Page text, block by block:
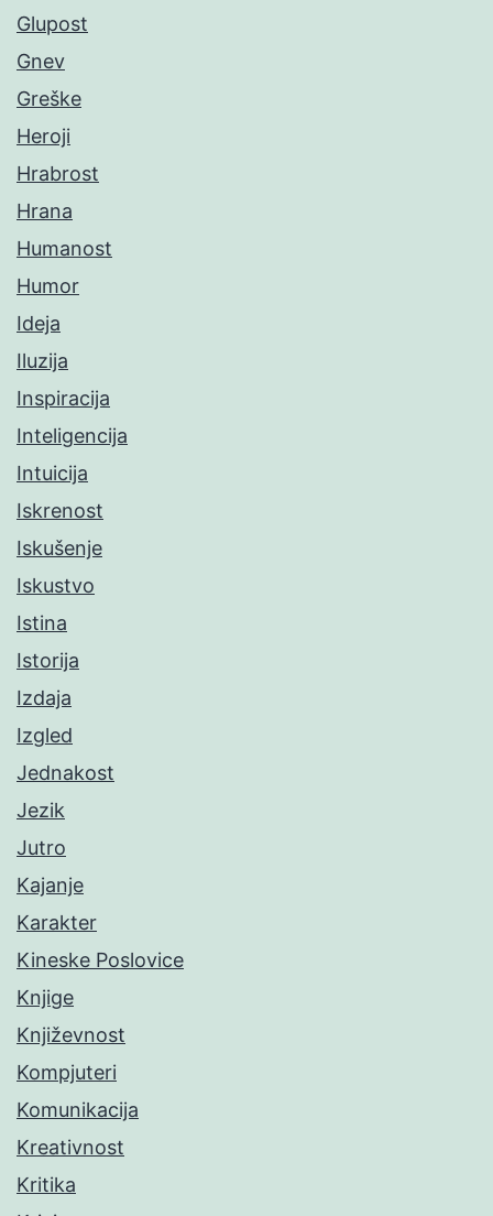
Glupost
Gnev
Greške
Heroji
Hrabrost
Hrana
Humanost
Humor
Ideja
Iluzija
Inspiracija
Inteligencija
Intuicija
Iskrenost
Iskušenje
Iskustvo
Istina
Istorija
Izdaja
Izgled
Jednakost
Jezik
Jutro
Kajanje
Karakter
Kineske Poslovice
Knjige
Književnost
Kompjuteri
Komunikacija
Kreativnost
Kritika